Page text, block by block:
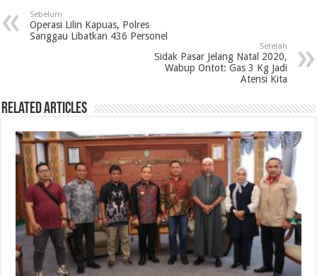
Sebelum
Operasi Lilin Kapuas, Polres
Sanggau Libatkan 436 Personel
Setelah
Sidak Pasar Jelang Natal 2020,
Wabup Ontot: Gas 3 Kg Jadi
Atensi Kita
Related Articles